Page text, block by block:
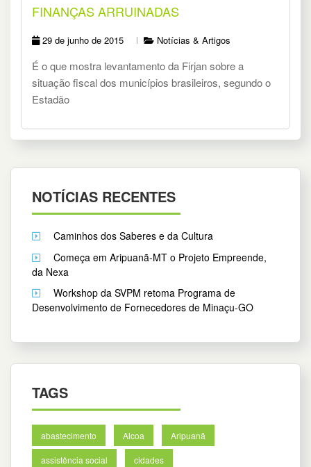
FINANÇAS ARRUINADAS
29 de junho de 2015 Notícias & Artigos
É o que mostra levantamento da Firjan sobre a
situação fiscal dos municípios brasileiros, segundo o
Estadão
NOTÍCIAS RECENTES
Caminhos dos Saberes e da Cultura
Começa em Aripuanã-MT o Projeto Empreende,
da Nexa
Workshop da SVPM retoma Programa de
Desenvolvimento de Fornecedores de Minaçu-GO
TAGS
abastecimento Alcoa Aripuanã
assistência social cidades